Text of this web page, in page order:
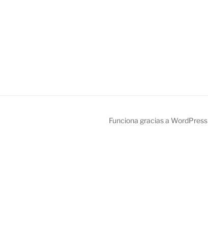
Funciona gracias a WordPress